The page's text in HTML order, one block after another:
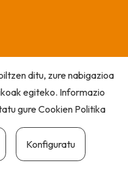
ditu, zure nabigazioa
egiteko. Informazio
gureCookien Politika
Konfiguratu